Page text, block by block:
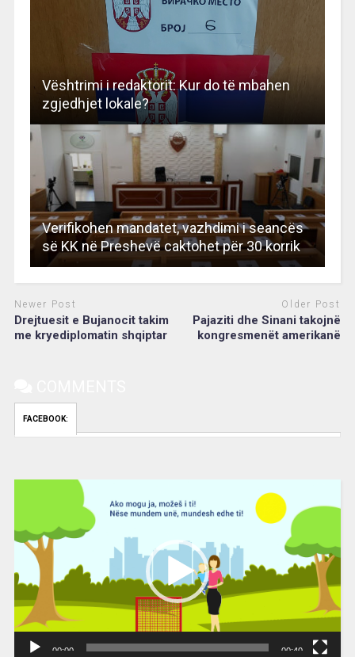
Vështrimi i redaktorit: Kur do të mbahen
zgjedhjet lokale?
Verifikohen mandatet, vazhdimi i seancës
së KK në Preshevë caktohet për 30 korrik
Newer Post
Drejtuesit e Bujanocit takim
me kryediplomatin shqiptar
Older Post
Pajaziti dhe Sinani takojnë
kongresmenët amerikanë
FACEBOOK:
00:00 00:40